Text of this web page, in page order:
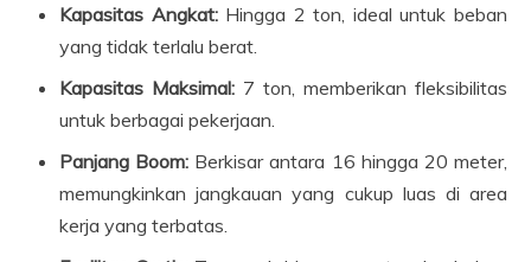
Kapasitas Angkat:Hingga 2 ton, ideal untuk beban
yang tidak terlalu berat.
Kapasitas Maksimal: 7 ton, memberikan fleksibilitas
untuk berbagai pekerjaan.
Panjang Boom: Berkisar antara 16 hingga 20 meter,
memungkinkan jangkauan yang cukup luas di area
kerja yang terbatas.